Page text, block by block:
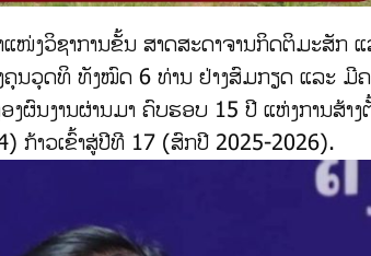
ງວິຊາການຂັ້ນ ສາດສະດາຈານກິດຕິມະສັກ
ຄຸນວຸດທິ ທັງໝົດ 6 ທ່ານ ຢ່າງສົມກຽດ ແລະ ມີ
ຜົນງານຜ່ານມາ ຄົບຮອບ 15 ປີ ແຫ່ງການສ້າງ
ກ້າວເຂົ້າສູ່ປີທີ 17 (ສົກປີ 2025-2026).